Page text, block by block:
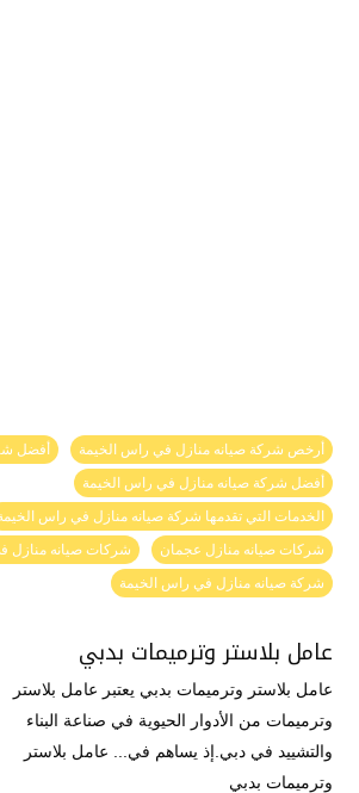
أرخص شركة صيانه منازل في راس الخيمة
أفضل
أفضل شركة صيانه منازل في راس الخيمة
الخدمات التي تقدمها شركة صيانه منازل في راس
شركات صيانه منازل عجمان
شركات صيانه منازل
شركة صيانه منازل في راس الخيمة
عامل بلاستر وترميمات بدبي
عامل بلاستر وترميمات بدبي يعتبر عامل بلاستر
وترميمات من الأدوار الحيوية في صناعة البناء
والتشييد في دبي.إذ يساهم في... عامل بلاستر
وترميمات بدبي